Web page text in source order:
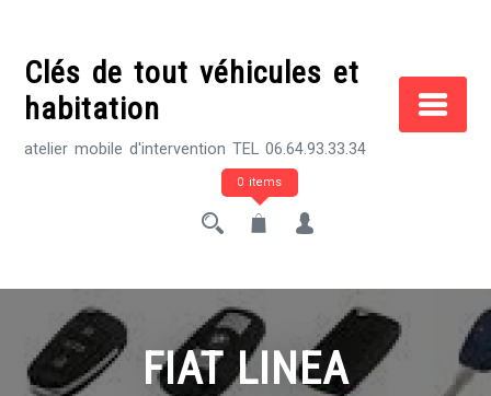
contentClés de tout véhicules et
habitation
atelier mobile d'intervention TEL 06.64.93.33.34
0 items
FIAT LINEA